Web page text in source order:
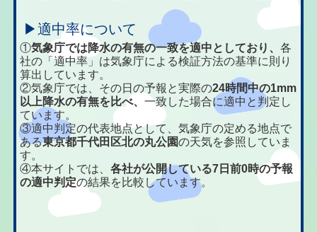
▶適中率について
①気象庁では降水の有無の一致を適中としており、各
社の「適中率」は気象庁による検証方法の基準に則り
算出しています。
②気象庁では、その日の予報と実際の24時間中の1mm
以上降水の有無を比べ、一致した場合に適中と判定し
ています。
③適中判定の代表地点として、気象庁の定める地点で
ある東京都千代田区北の丸公園の天気を参照していま
す。
④本サイトでは、各社が公開している7日前0時の予報
の適中判定の結果を比較しています。